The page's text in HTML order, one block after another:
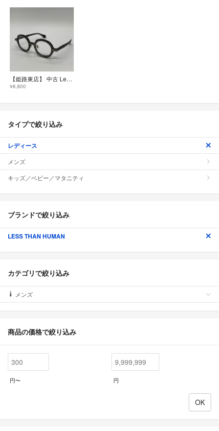
【姫路東店】 中古 Less than human | レスザンヒューマン メガネ HNL 度入りメガネ ｻｲｽﾞ:45□23 ブラック 【116】
¥8,800
タイプで絞り込み
レディース
メンズ
キッズ／ベビー／マタニティ
ブランドで絞り込み
LESS THAN HUMAN
カテゴリで絞り込み
メンズ
商品の価格で絞り込み
円〜 円